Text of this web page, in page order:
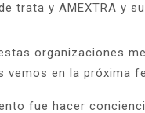
trata y AMEXTRA y
organizaciones
vemos en la próxima
fue hacer